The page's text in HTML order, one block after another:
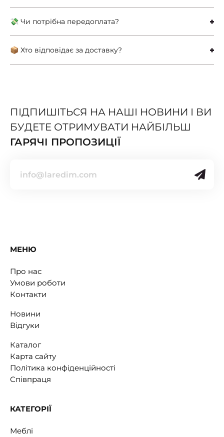
💸 Чи потрібна передоплата?
📦 Хто відповідає за доставку?
ПІДПИШІТЬСЯ НА НАШІ НОВИНИ І ВИ
БУДЕТЕ ОТРИМУВАТИ НАЙБІЛЬШ
ГАРЯЧІ ПРОПОЗИЦІЇ
МЕНЮ
Про нас
Умови роботи
Контакти
Новини
Відгуки
Каталог
Карта сайту
Політика конфіденційності
Співпраця
КАТЕГОРІЇ
Меблі